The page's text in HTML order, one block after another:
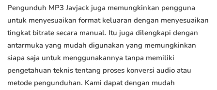
Pengunduh MP3 Javjack juga memungkinkan pengguna
untuk menyesuaikan format keluaran dengan menyesuaikan
tingkat bitrate secara manual. Itu juga dilengkapi dengan
antarmuka yang mudah digunakan yang memungkinkan
siapa saja untuk menggunakannya tanpa memiliki
pengetahuan teknis tentang proses konversi audio atau
metode pengunduhan. Kami dapat dengan mudah